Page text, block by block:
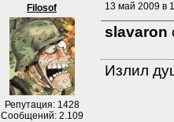
Filosof
Репутация: 1428
Сообщений: 2.109
13 май 2009 в
slavaron
Излил